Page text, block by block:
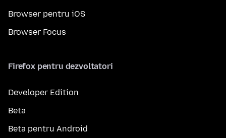
Browser pentru iOS
Browser Focus
Firefox pentru dezvoltatori
Developer Edition
Beta
Beta pentru Android